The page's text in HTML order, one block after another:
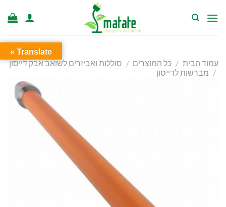
עמוד הבית / כל המוצרים / סוללות ואביזרים לשואב אבק דייסון
/ מברשות לדייסון
Translate »